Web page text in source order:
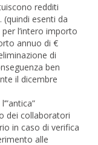
redditi
(quindi esenti da
l’intero importo
annuo di €
di
ben
il dicembre
dei collaboratori
in caso di verifica
alle